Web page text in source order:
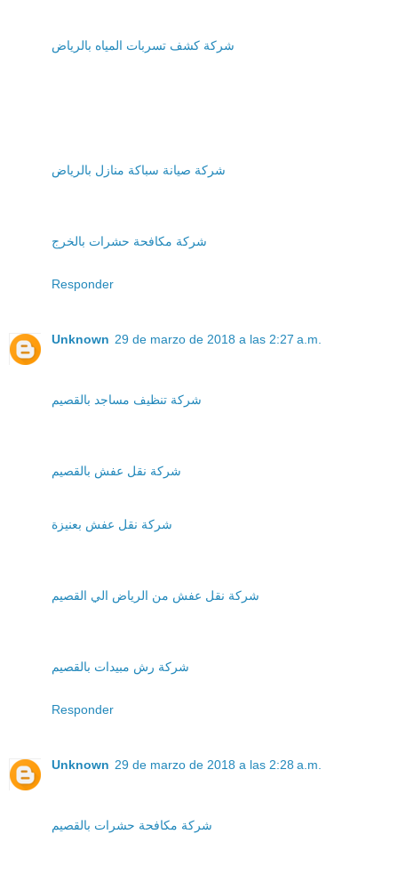
شركة كشف تسربات المياه بالرياض
شركة صيانة سباكة منازل بالرياض
شركة مكافحة حشرات بالخرج
Responder
Unknown 29 de marzo de 2018 a las 2:27 a.m.
شركة تنظيف مساجد بالقصيم
شركة نقل عفش بالقصيم
شركة نقل عفش بعنيزة
شركة نقل عفش من الرياض الي القصيم
شركة رش مبيدات بالقصيم
Responder
Unknown 29 de marzo de 2018 a las 2:28 a.m.
شركة مكافحة حشرات بالقصيم